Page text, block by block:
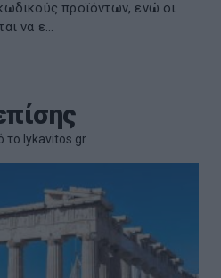
προϊόντων, ενώ οι
να ε...
το lykavitos.gr